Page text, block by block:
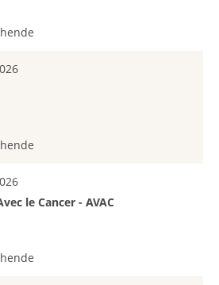
le Cancer - AVAC